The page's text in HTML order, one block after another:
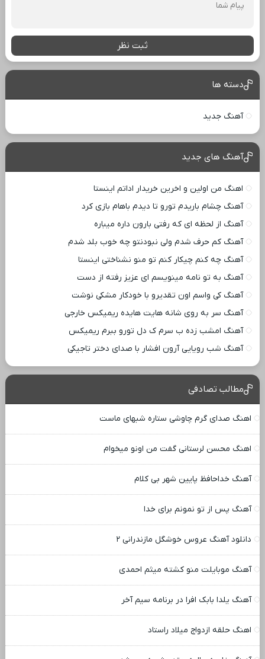
ثبت نظر
دسته ها
آهنگ جدید
آهنگ های جدید
اهنگ من اولین و اخرین خریدار اداتم اینستا
آهنگ چشام باریدم تورو تا دیدم باهام بازی کرد
آهنگ از لحظه ای که رفتی بارون داره میباره
آهنگ کم حرف شدم ولی نبودنتو چه خوب بلد شدم
آهنگ چه کنم چیکار کنم تو منو نشناختی اینستا
آهنگ به تو نامه مینویسم ای عزیز رفته از دست
آهنگ کی واسم اون تقدیرو با خودکار مشکی نوشت
آهنگ سر به روی شانه هایت هایده ریمیکس خارجی
آهنگ امشب زده ب سرم ک دل تورو ببرم ریمیکس
آهنگ شب رویایی آرون افشار با صدای دختر تاجیکی
مطالب تصادفی
اهنگ صدای گرم چاوشی ستاره شبهای ماست
اهنگ محسن لرستانی گفت من اونو میخوام
آهنگ خداحافظ پایین شهر بی کلام
آهنگ پس از تو نمونم برای خدا
دانلود آهنگ عروس خوشگل مازندرانی ۲
آهنگ موبایلت منو کشته میثم احمدی
آهنگ یلدا بابک افرا در برنامه سیم آخر
اهنگ حلقه ازدواج میلاد راستاد